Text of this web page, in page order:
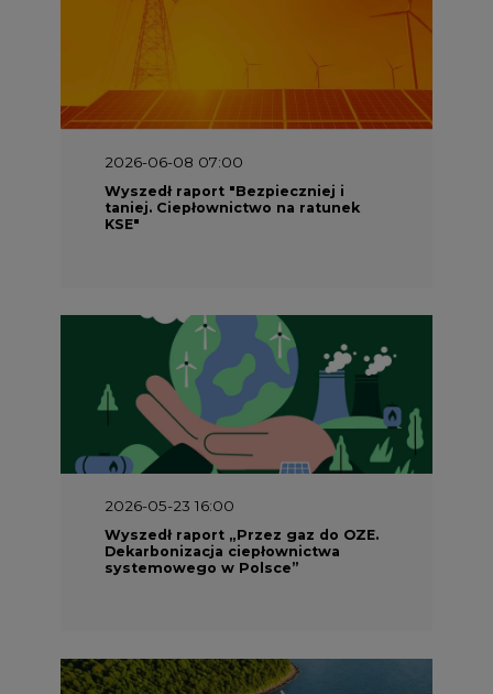
2026-06-08 07:00
Wyszedł raport "Bezpieczniej i
taniej. Ciepłownictwo na ratunek
KSE"
2026-05-23 16:00
Wyszedł raport „Przez gaz do OZE.
Dekarbonizacja ciepłownictwa
systemowego w Polsce”